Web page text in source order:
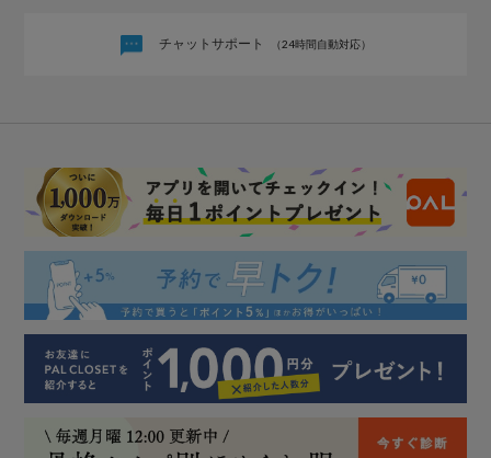
チャットサポート （24時間自動対応）